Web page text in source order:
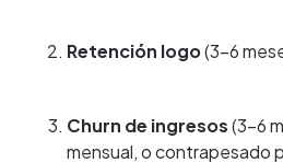
Retención logo(3–6
Churn de ingresos(3–6
mensual, o contrapesado